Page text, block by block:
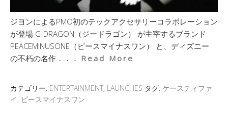
ジヨンによるPMO初のテックアクセサリーコラボレーション
が登場 G-DRAGON（ジードラゴン） が主宰するブランド
PEACEMINUSONE（ピースマイナスワン） と、ディズニー
の不朽の名作．．． Read More
カテゴリー: ENTERTAINMENT, LAUNCHES タグ: ケースティファ
イ, ピースマイナスワン